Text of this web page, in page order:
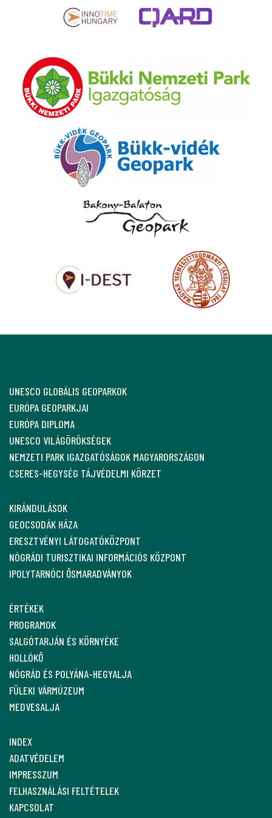
UNESCO GLOBÁLIS GEOPARKOK
EURÓPA GEOPARKJAI
EURÓPA DIPLOMA
UNESCO VILÁGÖRÖKSÉGEK
NEMZETI PARK IGAZGATÓSÁGOK MAGYARORSZÁGON
CSERES-HEGYSÉG TÁJVÉDELMI KÖRZET
KIRÁNDULÁSOK
GEOCSODÁK HÁZA
ERESZTVÉNYI LÁTOGATÓKÖZPONT
NÓGRÁDI TURISZTIKAI INFORMÁCIÓS KÖZPONT
IPOLYTARNÓCI ŐSMARADVÁNYOK
ÉRTÉKEK
PROGRAMOK
SALGÓTARJÁN ÉS KÖRNYÉKE
HOLLÓKŐ
NÓGRÁD ÉS POLYÁNA-HEGYALJA
FÜLEKI VÁRMÚZEUM
MEDVESALJA
INDEX
ADATVÉDELEM
IMPRESSZUM
FELHASZNÁLÁSI FELTÉTELEK
KAPCSOLAT